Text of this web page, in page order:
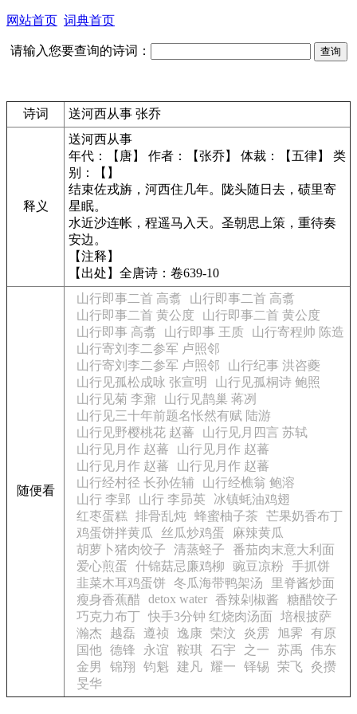
网站首页 词典首页
请输入您要查询的诗词：
诗词 送河西从事 张乔
释义
送河西从事
年代：【唐】 作者：【张乔】 体裁：【五律】 类
别：【】
结束佐戎旃，河西住几年。陇头随日去，碛里寄
星眠。
水近沙连帐，程遥马入天。圣朝思上策，重待奏
安边。
【注释】
【出处】全唐诗：卷639-10
随便看
山行即事二首 高翥
山行即事二首 高翥
山行即事二首 黄公度
山行即事二首 黄公度
山行即事 高翥
山行即事 王质
山行寄程帅 陈造
山行寄刘李二参军 卢照邻
山行寄刘李二参军 卢照邻
山行纪事 洪咨夔
山行见孤松成咏 张宣明
山行见孤桐诗 鲍照
山行见菊 李鼐
山行见鹊巢 蒋冽
山行见三十年前题名怅然有赋 陆游
山行见野樱桃花 赵蕃
山行见月四言 苏轼
山行见月作 赵蕃
山行见月作 赵蕃
山行见月作 赵蕃
山行见月作 赵蕃
山行经村径 长孙佐辅
山行经樵翁 鲍溶
山行 李郢
山行 李昴英
冰镇蚝油鸡翅
红枣蛋糕
排骨乱炖 蜂蜜柚子茶
芒果奶香布丁
鸡蛋饼拌黄瓜
丝瓜炒鸡蛋
麻辣黄瓜
胡萝卜猪肉饺子
清蒸蛏子
番茄肉末意大利面
爱心煎蛋
什锦菇忌廉鸡柳 豌豆凉粉
手抓饼
韭菜木耳鸡蛋饼
冬瓜海带鸭架汤
里脊酱炒面
瘦身香蕉醋 detox water 香辣剁椒酱
糖醋饺子
巧克力布丁 快手3分钟 红烧肉汤面
培根披萨
瀚杰
越磊 遵祯 逸康 荣汶 炎雳 旭霁
有原
国他 德锋 永谊 鞍琪 石宇 之一 苏禹
伟东
金男
锦翔 钧魁 建凡 耀一 铎锡 荣飞
灸攒
旻华